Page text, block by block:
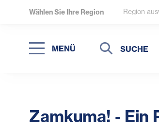
Wählen Sie Ihre Region Region
MENÜ
Suche
Suche
Zamkuma! -